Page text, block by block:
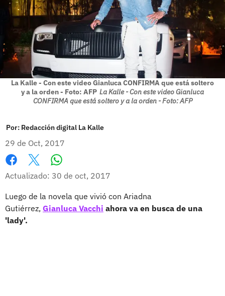
La Kalle - Con este video Gianluca CONFIRMA que está soltero
y a la orden - Foto: AFP La Kalle - Con este video Gianluca
CONFIRMA que está soltero y a la orden - Foto: AFP
Por: Redacción digital La Kalle
29 de Oct, 2017
Facebook
X
Actualizado: 30 de oct, 2017
Luego de la novela que vivió con Ariadna
Gutiérrez, Gianluca Vacchi ahora va en busca de una
'lady'.